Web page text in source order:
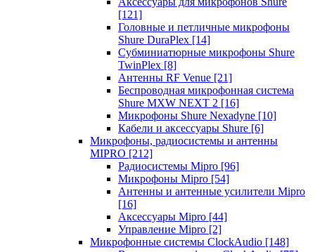
[121]
Головные и петличные микрофоны
Shure DuraPlex [14]
Субминиатюрные микрофоны Shure
TwinPlex [8]
Антенны RF Venue [21]
Беспроводная микрофонная система
Shure MXW NEXT 2 [16]
Микрофоны Shure Nexadyne [10]
Кабели и аксессуары Shure [6]
Микрофоны, радиосистемы и антенны
MIPRO [212]
Радиосистемы Mipro [96]
Микрофоны Mipro [54]
Антенны и антенные усилители Mipro
[16]
Аксессуары Mipro [44]
Управление Mipro [2]
Микрофонные системы ClockAudio [148]